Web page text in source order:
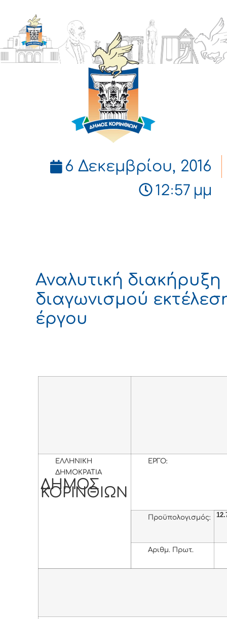
ΔΗΜΟΣ
ΚΟΡΙΝΘΙΩΝ
6 Δεκεμβρίου, 2016
12:57 μμ
Αναλυτική διακήρυξη
διαγωνισμού
έργου
ΕΛΛΗΝΙΚΗ
ΔΗΜOΚΡΑΤΙΑ
ΔΗΜΟΣ
ΚΟΡΙΝΘΙΩΝ
ΕΡΓΟ:
Προϋπολογισμός:
Αριθμ. Πρωτ.